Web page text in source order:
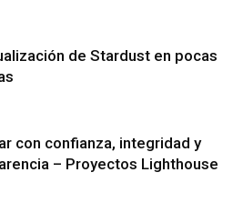
de Stardust en pocas
con confianza, integridad y
– Proyectos Lighthouse